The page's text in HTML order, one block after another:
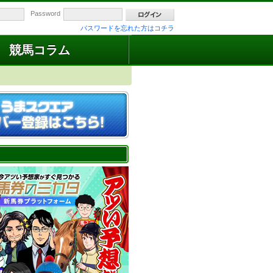
Password
パスワードを忘れた方はコチラ
競馬コラム